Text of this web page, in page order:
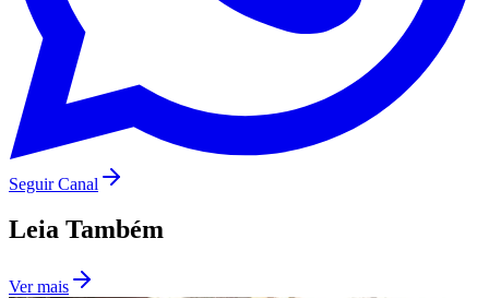
Botafogo
Seguir Canal
Leia Também
Ver mais